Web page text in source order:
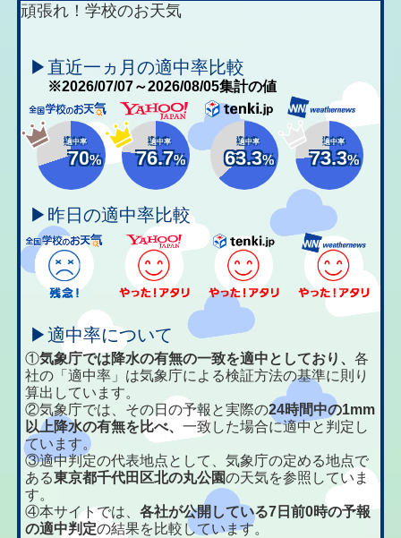
頑張れ！学校のお天気
▶直近一ヵ月の適中率比較
※2026/07/07～2026/08/05集計の値
適中率
70%
適中率
76.7%
適中率
63.3%
適中率
73.3%
▶昨日の適中率比較
▶適中率について
①気象庁では降水の有無の一致を適中としており、各
社の「適中率」は気象庁による検証方法の基準に則り
算出しています。
②気象庁では、その日の予報と実際の24時間中の1mm
以上降水の有無を比べ、一致した場合に適中と判定し
ています。
③適中判定の代表地点として、気象庁の定める地点で
ある東京都千代田区北の丸公園の天気を参照していま
す。
④本サイトでは、各社が公開している7日前0時の予報
の適中判定の結果を比較しています。